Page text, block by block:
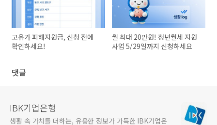
고유가 피해지원금, 신청 전에
확인하세요!
월 최대 20만원! 청년월세 지원
사업 5/29일까지 신청하세요
댓글
IBK기업은행
생활 속 가치를 더하는, 유용한 정보가 가득한 IBK기업은